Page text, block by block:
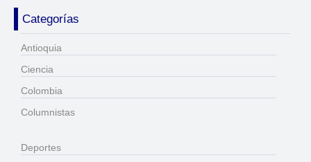
Categorías
Antioquia
Ciencia
Colombia
Columnistas
Deportes